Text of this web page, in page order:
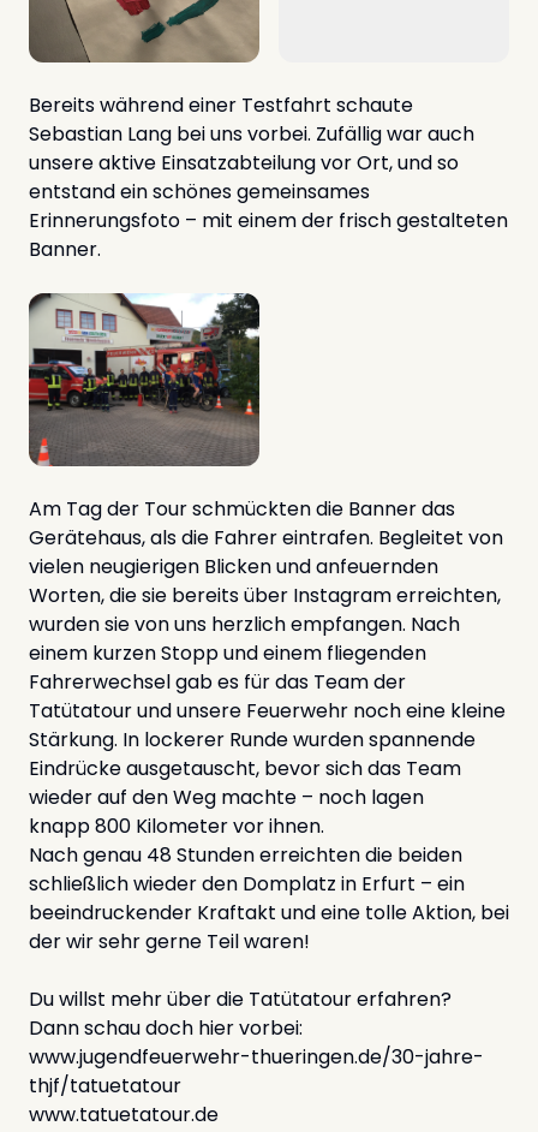
Bereits während einer Testfahrt schaute
Sebastian Lang bei uns vorbei. Zufällig war auch
unsere aktive Einsatzabteilung vor Ort, und so
entstand ein schönes gemeinsames
Erinnerungsfoto – mit einem der frisch gestalteten
Banner.
Am Tag der Tour schmückten die Banner das
Gerätehaus, als die Fahrer eintrafen. Begleitet von
vielen neugierigen Blicken und anfeuernden
Worten, die sie bereits über Instagram erreichten,
wurden sie von uns herzlich empfangen. Nach
einem kurzen Stopp und einem fliegenden
Fahrerwechsel gab es für das Team der
Tatütatour und unsere Feuerwehr noch eine kleine
Stärkung. In lockerer Runde wurden spannende
Eindrücke ausgetauscht, bevor sich das Team
wieder auf den Weg machte – noch lagen
knapp 800 Kilometer vor ihnen.
Nach genau 48 Stunden erreichten die beiden
schließlich wieder den Domplatz in Erfurt – ein
beeindruckender Kraftakt und eine tolle Aktion, bei
der wir sehr gerne Teil waren!
Du willst mehr über die Tatütatour erfahren?
Dann schau doch hier vorbei:
www.jugendfeuerwehr-thueringen.de/30-jahre-
thjf/tatuetatour
www.tatuetatour.de